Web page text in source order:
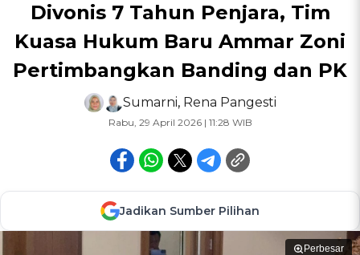
Divonis 7 Tahun Penjara, Tim
Kuasa Hukum Baru Ammar Zoni
Pertimbangkan Banding dan PK
Sumarni, Rena Pangesti
Rabu, 29 April 2026 | 11:28 WIB
Jadikan Sumber Pilihan
Perbesar